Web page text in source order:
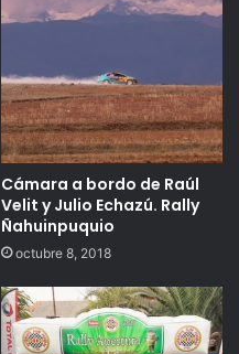
Cámara a bordo de Raúl
Velit y Julio Echazú. Rally
Ñahuinpuquio
octubre 8, 2018